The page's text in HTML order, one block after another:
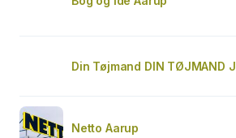
Din Tøjmand DIN TØJMAND
Netto Aarup